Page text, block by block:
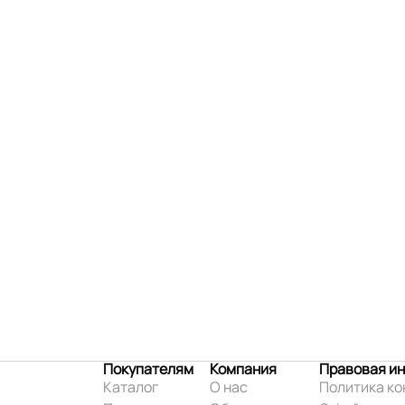
Покупателям
Каталог
Компания
О нас
Правовая
Политика